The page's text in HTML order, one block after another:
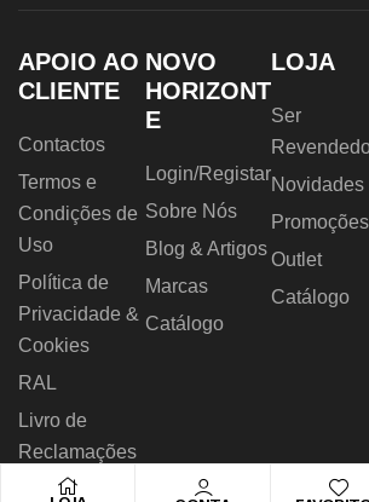
APOIO AO
CLIENTE
Contactos
Termos e
Condições de
Uso
Política de
Privacidade &
Cookies
RAL
Livro de
Reclamações
NOVO
HORIZONT
E
Login/Registar
Sobre Nós
Blog & Artigos
Marcas
Catálogo
LOJA
Ser
Novidades
Promoções
Outlet
Catálogo